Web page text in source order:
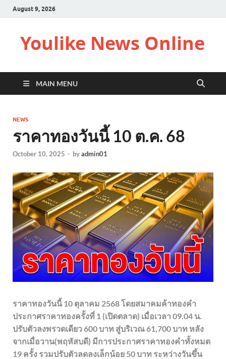
August 9, 2026
Youlike News Online
MAIN MENU
NEWS
ราคาทองวันนี้ 10 ต.ค. 68
October 10, 2025 - byadmin01
ราคาทองวันนี้ 10 ตุลาคม 2568 โดยสมาคมค้าทองคำ
ประกาศราคาทองครั้งที่ 1 (เปิดตลาด) เมื่อเวลา 09.04 น.
ปรับตัวลงพรวดเดียว 600 บาท สู่บริเวณ 61,700 บาท หลัง
จากเมื่อวาน(พฤหัสบดี) มีการประกาศราคาทองคำทั้งหมด
19 ครั้ง รวมปรับตัวลดลงเล็กน้อย 50 บาท ระหว่างวันขึ้น